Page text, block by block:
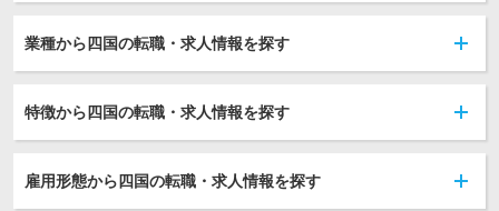
業種から四国の転職・求人情報を探す
特徴から四国の転職・求人情報を探す
雇用形態から四国の転職・求人情報を探す